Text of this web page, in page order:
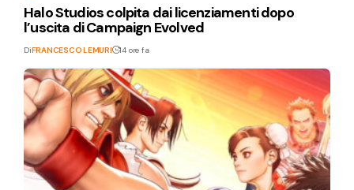
Halo Studios colpita dai licenziamenti dopo
l’uscita di Campaign Evolved
DiFRANCESCO LEMURI 14 ore fa